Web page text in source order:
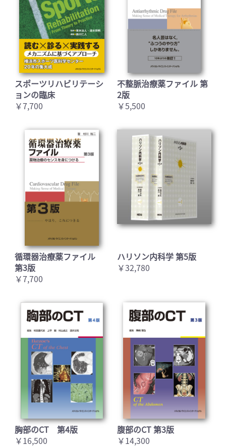
スポーツリハビリテーシ
ョンの臨床
￥7,700
不整脈治療薬ファイル 第
2版
￥5,500
循環器治療薬ファイル
第3版
￥7,700
ハリソン内科学 第5版
￥32,780
胸部のCT 第4版
￥16,500
腹部のCT 第3版
￥14,300